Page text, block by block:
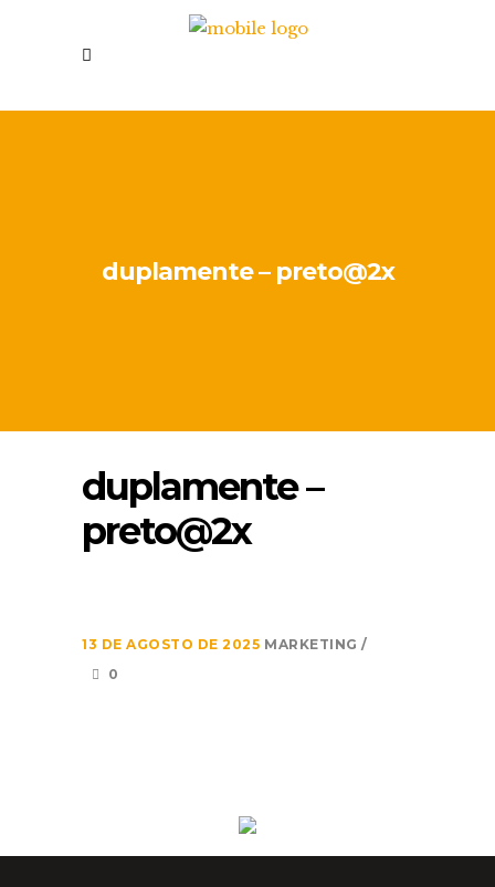
duplamente – preto@2x
duplamente –
preto@2x
13 DE AGOSTO DE 2025 MARKETING
0